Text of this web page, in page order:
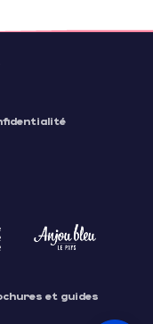
Description
et guides